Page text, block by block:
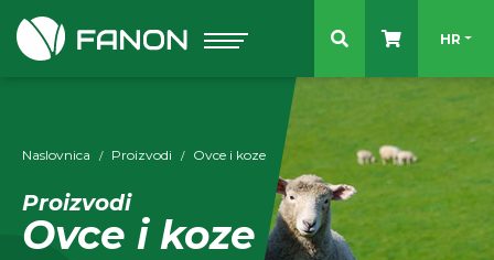
HR
Naslovnica Proizvodi Ovce i koze
Proizvodi
Ovce i koze